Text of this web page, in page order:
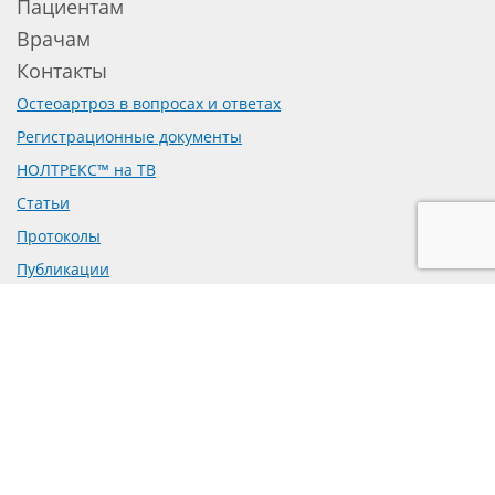
Пациентам
Врачам
Контакты
Остеоартроз в вопросах и ответах
Регистрационные документы
НОЛТРЕКС™ на ТВ
Статьи
Протоколы
Публикации